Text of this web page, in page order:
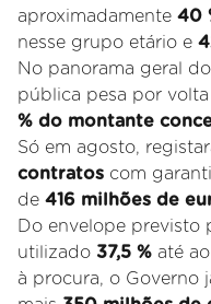
aproximadamente 40
nesse grupo etário e
No panorama geral
pública pesa por
% do montante
Só em agosto,
contratos com
de 416 milhões de
Do envelope previsto
utilizado 37,5 % até
à procura, o Governo